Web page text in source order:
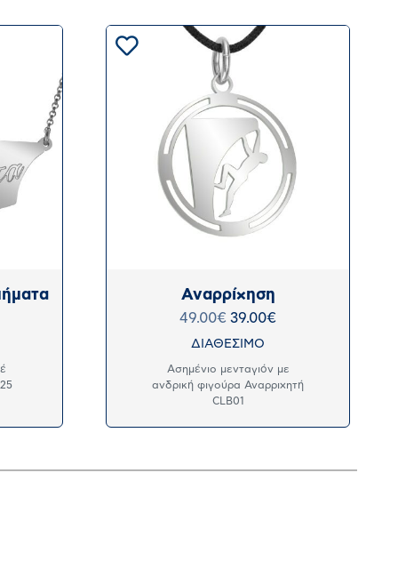
Αναρρίχηση
49.00€ 39.00€
ΔΙΑΘΕΣΙΜΟ
Ασημένιο μενταγιόν με
ανδρική φιγούρα Αναρριχητή
CLB01